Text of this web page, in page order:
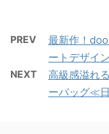
PREV
最新作！
ートデザイ
NEXT
高級感溢れ
ーバッグ≪